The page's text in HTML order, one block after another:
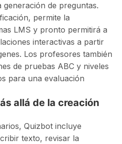
generación de preguntas.
permite la
LMS y pronto permitirá a
interactivas a partir
Los profesores también
de pruebas ABC y niveles
para una evaluación
allá de la creación
Quizbot incluye
texto, revisar la